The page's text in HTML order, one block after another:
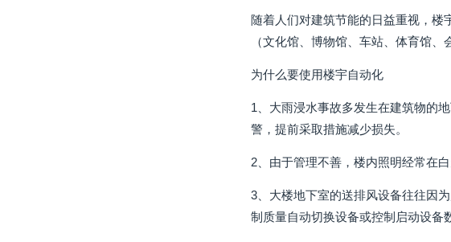
随着人们对建筑节能的日益重视，
（文化馆、博物馆、车站、体育馆
为什么要使用楼宇自动化
1、大雨浸水事故多发生在建筑物的
警，提前采取措施减少损失。
2、由于管理不善，楼内照明经常在
3、大楼地下室的送排风设备往往因
制质量自动切换设备或控制启动设备